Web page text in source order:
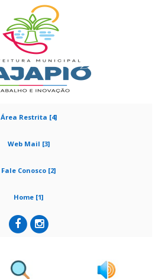
Área Restrita [4]
Web Mail [3]
Fale Conosco [2]
Home [1]